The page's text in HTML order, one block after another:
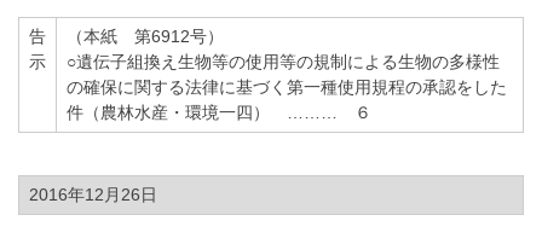
告
示
（本紙 第6912号）
○遺伝子組換え生物等の使用等の規制による生物の多様性
の確保に関する法律に基づく第一種使用規程の承認をした
件（農林水産・環境一四） ……… ６
2016年12月26日